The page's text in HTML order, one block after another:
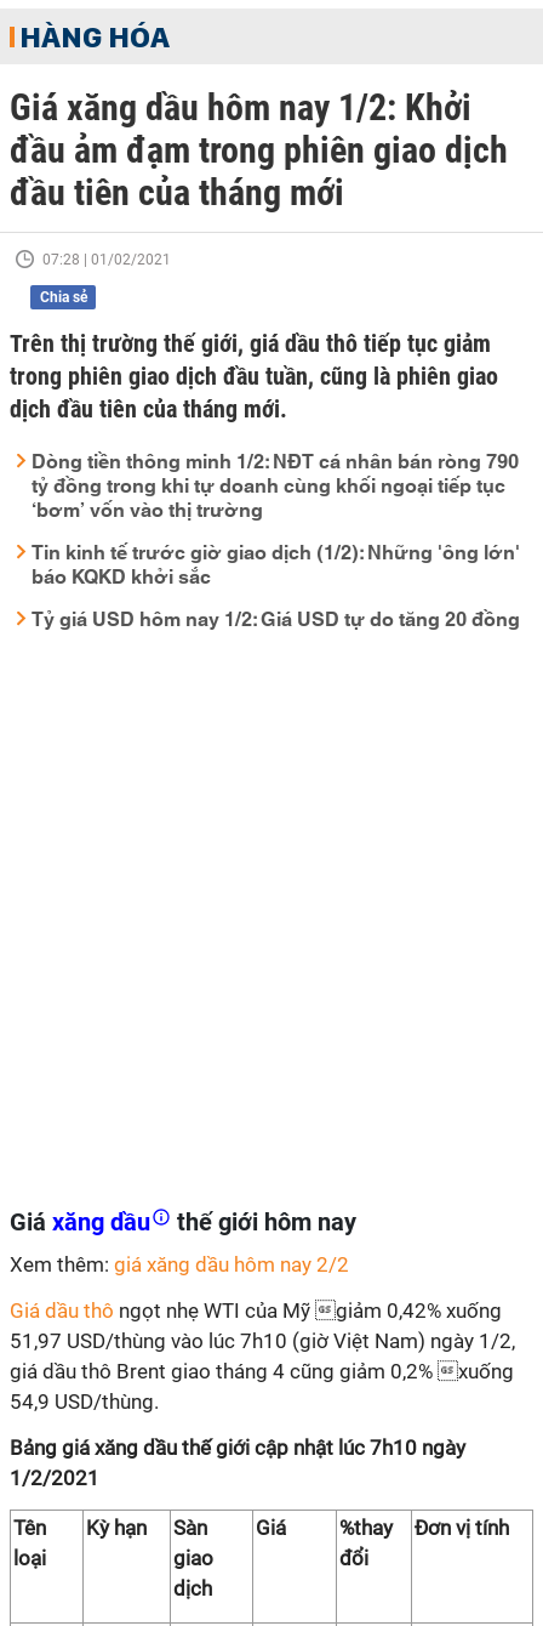
HÀNG HÓA
Giá xăng dầu hôm nay 1/2: Khởi
đầu ảm đạm trong phiên giao dịch
đầu tiên của tháng mới
07:28 | 01/02/2021
Chia sẻ
Trên thị trường thế giới, giá dầu thô tiếp tục giảm
trong phiên giao dịch đầu tuần, cũng là phiên giao
dịch đầu tiên của tháng mới.
Dòng tiền thông minh 1/2: NĐT cá nhân bán ròng 790
tỷ đồng trong khi tự doanh cùng khối ngoại tiếp tục
‘bơm’ vốn vào thị trường
Tin kinh tế trước giờ giao dịch (1/2): Những 'ông lớn'
báo KQKD khởi sắc
Tỷ giá USD hôm nay 1/2: Giá USD tự do tăng 20 đồng
Giá xăng dầu thế giới hôm nay
Xem thêm: giá xăng dầu hôm nay 2/2
Giá dầu thô ngọt nhẹ WTI của Mỹ giảm 0,42% xuống
51,97 USD/thùng vào lúc 7h10 (giờ Việt Nam) ngày 1/2,
giá dầu thô Brent giao tháng 4 cũng giảm 0,2% xuống
54,9 USD/thùng.
Bảng giá xăng dầu thế giới cập nhật lúc 7h10 ngày
1/2/2021
Tên
loại
Kỳ hạn
Sàn
giao
dịch
Giá
%thay
đổi
Đơn vị tính